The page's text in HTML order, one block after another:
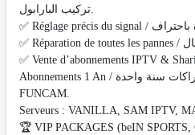
تركيب البارابول.
Abonnements 1 An / اشتراكات سنة واحدة : FOREVER, GSHARE,
FUNCAM.
Serveurs : VANILLA, SAM IPTV,
🏆 VIP PACKAGES (beIN